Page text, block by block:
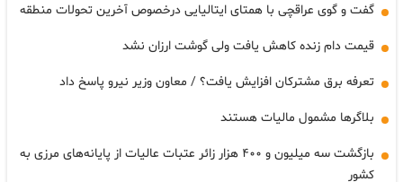
گفت و گوی عراقچی با همتای ایتالیایی درخصوص آخرین تحولات منطقه
قیمت دام زنده کاهش یافت ولی گوشت ارزان نشد
تعرفه برق مشترکان افزایش یافت؟ / معاون وزیر نیرو پاسخ داد
بلاگرها مشمول مالیات هستند
بازگشت سه میلیون و ۴۰۰ هزار زائر عتبات عالیات از پایانه‌های مرزی به
کشور